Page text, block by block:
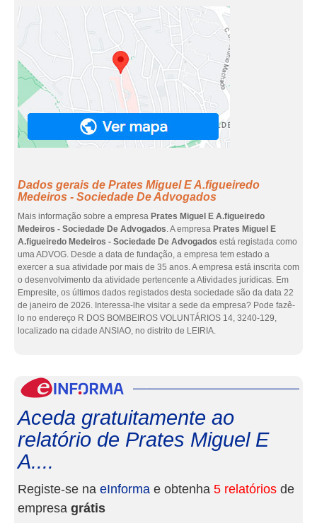
Dados gerais de Prates Miguel E A.figueiredo
Medeiros - Sociedade De Advogados
Mais informação sobre a empresa Prates Miguel E A.figueiredo
Medeiros - Sociedade De Advogados. A empresa Prates Miguel E
A.figueiredo Medeiros - Sociedade De Advogados está registada como
uma ADVOG. Desde a data de fundação, a empresa tem estado a
exercer a sua atividade por mais de 35 anos. A empresa está inscrita com
o desenvolvimento da atividade pertencente a Atividades jurídicas. Em
Empresite, os últimos dados registados desta sociedade são da data 22
de janeiro de 2026. Interessa-lhe visitar a sede da empresa? Pode fazê-
lo no endereço R DOS BOMBEIROS VOLUNTÁRIOS 14, 3240-129,
localizado na cidade ANSIAO, no distrito de LEIRIA.
Aceda gratuitamente ao
relatório de Prates Miguel E
A....
Registe-se na eInforma e obtenha 5 relatórios de
empresa grátis